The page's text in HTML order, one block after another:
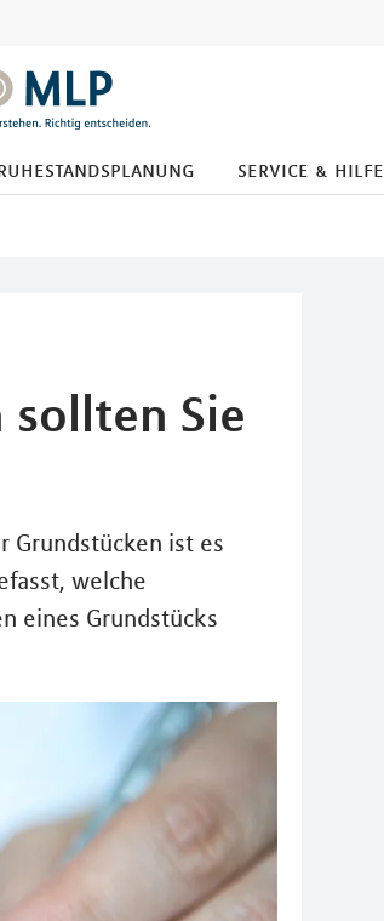
service & hilfe
Sie
Grundstücken ist es
welche
eines Grundstücks